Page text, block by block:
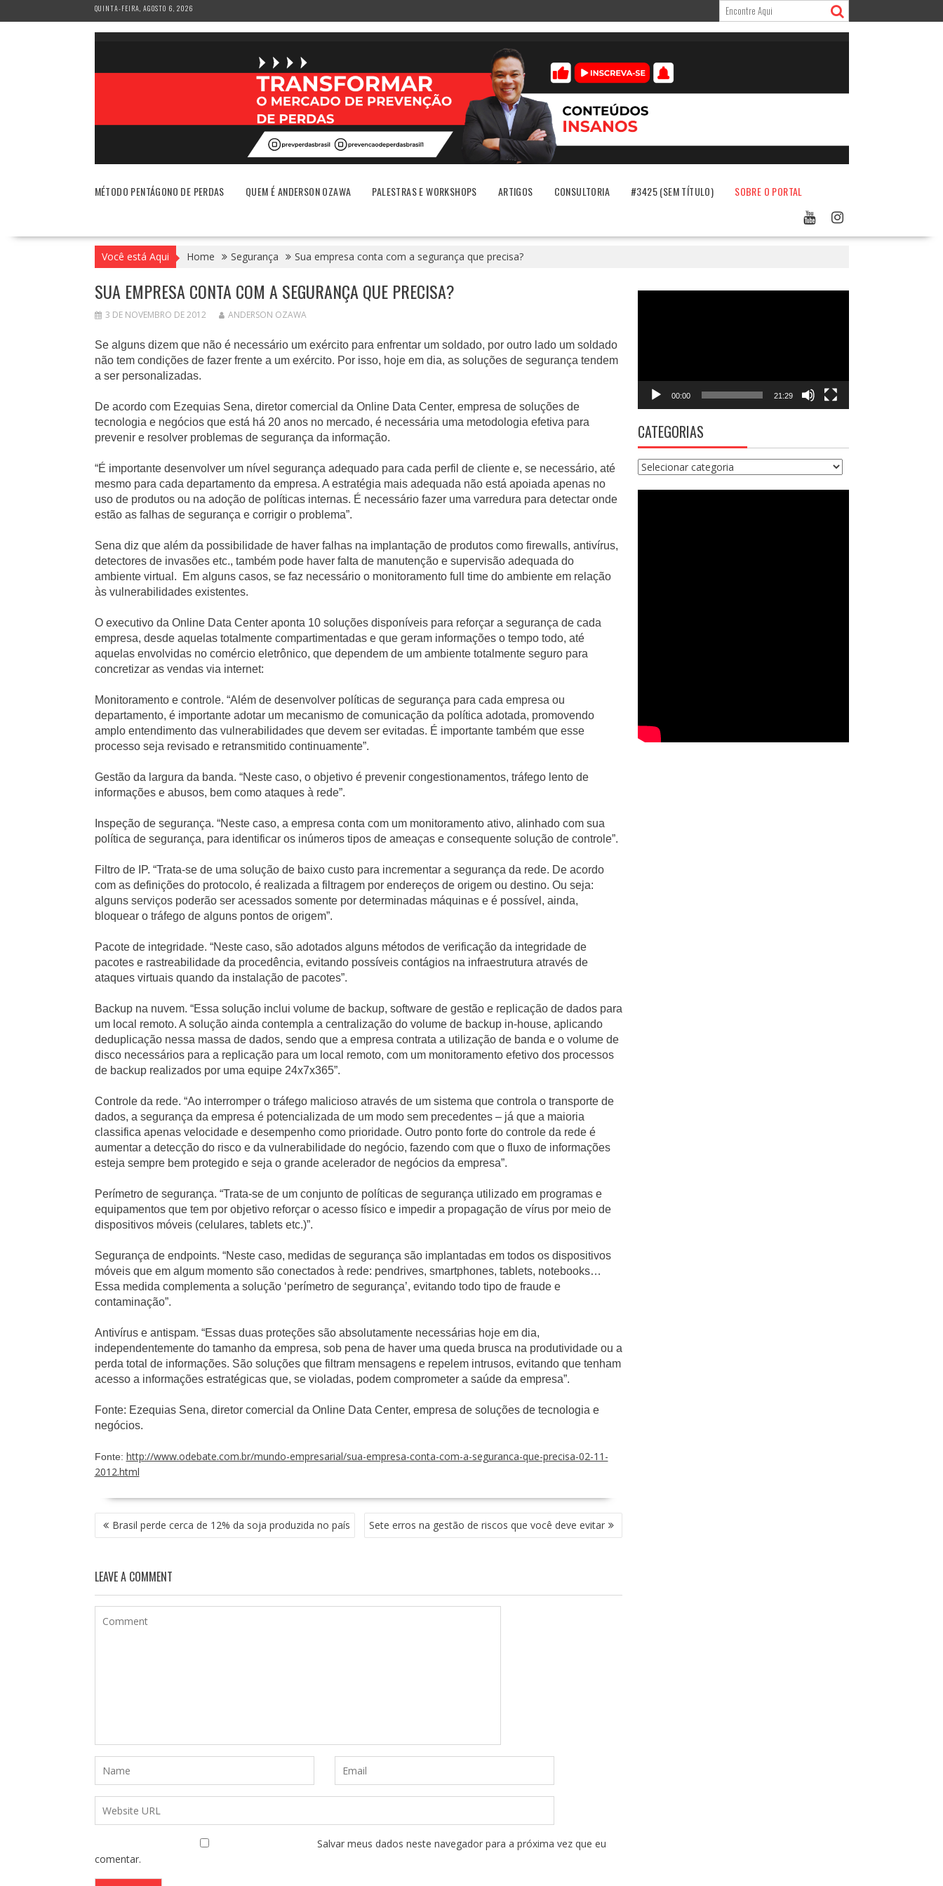
to
QUINTA-FEIRA, AGOSTO 6, 2026
MÉTODO PENTÁGONO DE PERDAS QUEM É ANDERSON OZAWA PALESTRAS E WORKSHOPS ARTIGOS CONSULTORIA #3425 (SEM TÍTULO) SOBRE O PORTAL
Você está Aqui Home Segurança Sua empresa conta com a segurança que precisa?
SUA EMPRESA CONTA COM A SEGURANÇA QUE PRECISA?
3 DE NOVEMBRO DE 2012 ANDERSON OZAWA
Se alguns dizem que não é necessário um exército para enfrentar um soldado, por outro lado um soldado
não tem condições de fazer frente a um exército. Por isso, hoje em dia, as soluções de segurança tendem
a ser personalizadas.
De acordo com Ezequias Sena, diretor comercial da Online Data Center, empresa de soluções de
tecnologia e negócios que está há 20 anos no mercado, é necessária uma metodologia efetiva para
prevenir e resolver problemas de segurança da informação.
“É importante desenvolver um nível segurança adequado para cada perfil de cliente e, se necessário, até
mesmo para cada departamento da empresa. A estratégia mais adequada não está apoiada apenas no
uso de produtos ou na adoção de políticas internas. É necessário fazer uma varredura para detectar onde
estão as falhas de segurança e corrigir o problema”.
Sena diz que além da possibilidade de haver falhas na implantação de produtos como firewalls, antivírus,
detectores de invasões etc., também pode haver falta de manutenção e supervisão adequada do
ambiente virtual. Em alguns casos, se faz necessário o monitoramento full time do ambiente em relação
às vulnerabilidades existentes.
O executivo da Online Data Center aponta 10 soluções disponíveis para reforçar a segurança de cada
empresa, desde aquelas totalmente compartimentadas e que geram informações o tempo todo, até
aquelas envolvidas no comércio eletrônico, que dependem de um ambiente totalmente seguro para
concretizar as vendas via internet:
Monitoramento e controle. “Além de desenvolver políticas de segurança para cada empresa ou
departamento, é importante adotar um mecanismo de comunicação da política adotada, promovendo
amplo entendimento das vulnerabilidades que devem ser evitadas. É importante também que esse
processo seja revisado e retransmitido continuamente”.
Gestão da largura da banda. “Neste caso, o objetivo é prevenir congestionamentos, tráfego lento de
informações e abusos, bem como ataques à rede”.
Inspeção de segurança. “Neste caso, a empresa conta com um monitoramento ativo, alinhado com sua
política de segurança, para identificar os inúmeros tipos de ameaças e consequente solução de controle”.
Filtro de IP. “Trata-se de uma solução de baixo custo para incrementar a segurança da rede. De acordo
com as definições do protocolo, é realizada a filtragem por endereços de origem ou destino. Ou seja:
alguns serviços poderão ser acessados somente por determinadas máquinas e é possível, ainda,
bloquear o tráfego de alguns pontos de origem”.
Pacote de integridade. “Neste caso, são adotados alguns métodos de verificação da integridade de
pacotes e rastreabilidade da procedência, evitando possíveis contágios na infraestrutura através de
ataques virtuais quando da instalação de pacotes”.
Backup na nuvem. “Essa solução inclui volume de backup, software de gestão e replicação de dados para
um local remoto. A solução ainda contempla a centralização do volume de backup in-house, aplicando
deduplicação nessa massa de dados, sendo que a empresa contrata a utilização de banda e o volume de
disco necessários para a replicação para um local remoto, com um monitoramento efetivo dos processos
de backup realizados por uma equipe 24x7x365”.
Controle da rede. “Ao interromper o tráfego malicioso através de um sistema que controla o transporte de
dados, a segurança da empresa é potencializada de um modo sem precedentes – já que a maioria
classifica apenas velocidade e desempenho como prioridade. Outro ponto forte do controle da rede é
aumentar a detecção do risco e da vulnerabilidade do negócio, fazendo com que o fluxo de informações
esteja sempre bem protegido e seja o grande acelerador de negócios da empresa”.
Perímetro de segurança. “Trata-se de um conjunto de políticas de segurança utilizado em programas e
equipamentos que tem por objetivo reforçar o acesso físico e impedir a propagação de vírus por meio de
dispositivos móveis (celulares, tablets etc.)”.
Segurança de endpoints. “Neste caso, medidas de segurança são implantadas em todos os dispositivos
móveis que em algum momento são conectados à rede: pendrives, smartphones, tablets, notebooks…
Essa medida complementa a solução ‘perímetro de segurança’, evitando todo tipo de fraude e
contaminação”.
Antivírus e antispam. “Essas duas proteções são absolutamente necessárias hoje em dia,
independentemente do tamanho da empresa, sob pena de haver uma queda brusca na produtividade ou a
perda total de informações. São soluções que filtram mensagens e repelem intrusos, evitando que tenham
acesso a informações estratégicas que, se violadas, podem comprometer a saúde da empresa”.
Fonte: Ezequias Sena, diretor comercial da Online Data Center, empresa de soluções de tecnologia e
negócios.
Fonte: http://www.odebate.com.br/mundo-empresarial/sua-empresa-conta-com-a-seguranca-que-precisa-02-11-
2012.html
NAVEGAÇÃO
DE Brasil perde cerca de 12% da soja produzida no país Sete erros na gestão de riscos que você deve evitar
LEAVE A COMMENT
Salvar meus dados neste navegador para a próxima vez que eu
comentar.
00:00 21:29
CATEGORIAS
Categorias